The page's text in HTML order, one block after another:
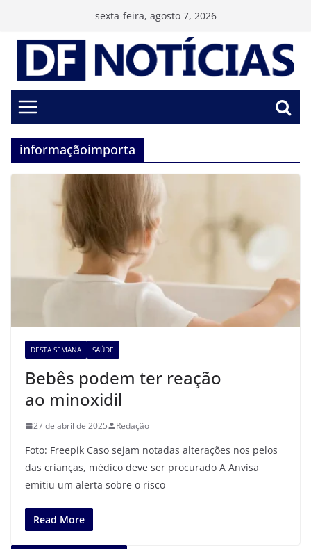
conteúdo
sexta-feira, agosto 7, 2026
informaçãoimporta
DESTA SEMANA SAÚDE
Bebês podem ter reação
ao minoxidil
27 de abril de 2025 Redação
Foto: Freepik Caso sejam notadas alterações nos pelos
das crianças, médico deve ser procurado A Anvisa
emitiu um alerta sobre o risco
Read More